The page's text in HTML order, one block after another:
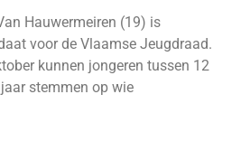
Hauwermeiren (19) is
voor de Vlaamse Jeugdraad.
kunnen jongeren tussen 12
stemmen op wie